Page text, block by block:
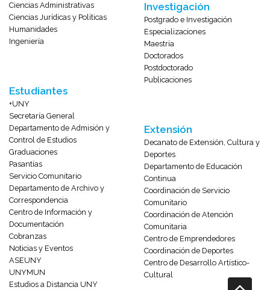
Ciencias Administrativas
Ciencias Jurídicas y Políticas
Humanidades
Ingeniería
Estudiantes
+UNY
Secretaría General
Departamento de Admisión y
Control de Estudios
Graduaciones
Pasantías
Servicio Comunitario
Departamento de Archivo y
Correspondencia
Centro de Información y
Documentación
Cobranzas
Noticias y Eventos
ASEUNY
UNYMUN
Estudios a Distancia UNY
Investigación
Postgrado e Investigación
Especializaciones
Maestría
Doctorados
Postdoctorado
Publicaciones
Extensión
Decanato de Extensión, Cultura y
Deportes
Departamento de Educación
Continua
Coordinación de Servicio
Comunitario
Coordinación de Atención
Comunitaria
Centro de Emprendedores
Coordinación de Deportes
Centro de Desarrollo Artístico-
Cultural